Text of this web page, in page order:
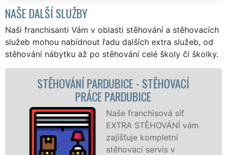
NAŠE DALŠÍ SLUŽBY
Naši franchisanti Vám v oblasti stěhování a stěhovacích
služeb mohou nabídnout řadu dalších extra služeb, od
stěhování nábytku až po stěhování celé školy či školky.
STĚHOVACÍ SLUŽBA PARDUBICE -
STĚHOVACÍ FIRMA PARDUBICE
Poskytujeme
stěhovací služby v
Pardubicích na
špičkové úrovni se